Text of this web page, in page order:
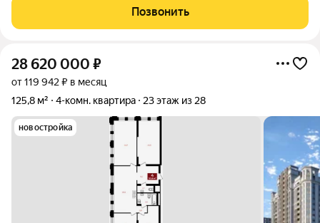
Расположенная на девятом этаже монолитного дома 2003
года постройки, данная квартира имеет
Позвонить
28 620 000 ₽
от 119 942 ₽ в месяц
125,8 м²
4-комн. квартира 23 этаж из 28
новостройка